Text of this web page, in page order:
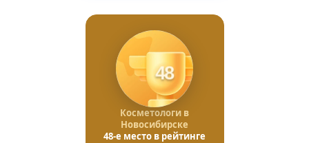
48
Косметологи в
Новосибирске
48-е место в рейтинге